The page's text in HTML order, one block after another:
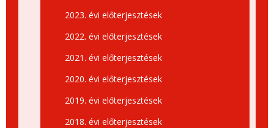
2023. évi előterjesztések
2022. évi előterjesztések
2021. évi előterjesztések
2020. évi előterjesztések
2019. évi előterjesztések
2018. évi előterjesztések